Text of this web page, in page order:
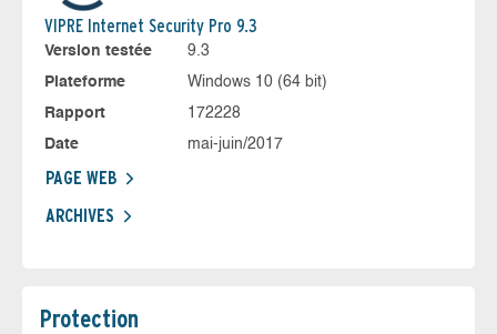
VIPRE Internet Security Pro 9.3
Version testée
9.3
Plateforme
Windows 10 (64 bit)
Rapport
172228
Date
mai-juin/2017
PAGE WEB
ARCHIVES
Protection